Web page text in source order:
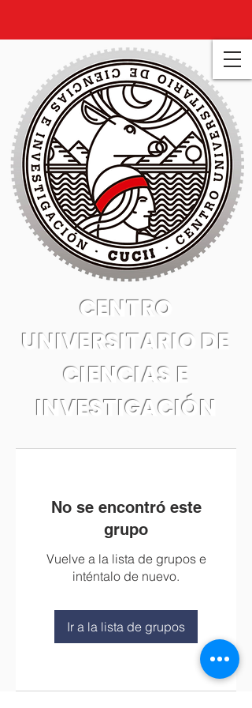
CENTRO
UNIVERSITARIO DE
CIENCIAS E
INVESTIGACIÓN
No se encontró este
grupo
Vuelve a la lista de grupos e
inténtalo de nuevo.
Ir a la lista de grupos